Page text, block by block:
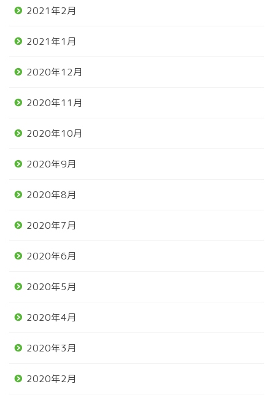
2021年2月
2021年1月
2020年12月
2020年11月
2020年10月
2020年9月
2020年8月
2020年7月
2020年6月
2020年5月
2020年4月
2020年3月
2020年2月